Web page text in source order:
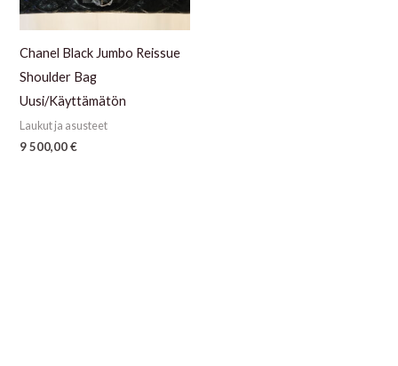
Chanel Black Jumbo Reissue
Shoulder Bag
Uusi/Käyttämätön
Laukut ja asusteet
9 500,00€